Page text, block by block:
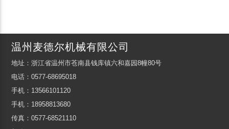
温州麦德尔机械有限公司
地址：浙江省温州市苍南县钱库镇六和嘉园8幢80号
电话：0577-68695018
手机：13566101120
手机：18958813680
传真：0577-68521110